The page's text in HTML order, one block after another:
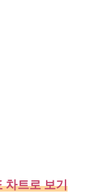
차트로 보기